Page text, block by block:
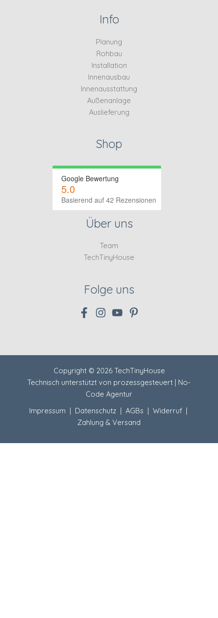
Info
Planung
Rohbau
Installation
Innenausbau
Innenausstattung
Außenanlage
Auslieferung
Shop
Google Bewertung
5.0
Basierend auf 42 Rezensionen
Über uns
Team
TechTinyHouse
Folge uns
Copyright © 2026 TechTinyHouse
Technisch unterstützt von prozessgesteuert | No-
Code Agentur
Impressum | Datenschutz| AGBs | Widerruf|
Zahlung & Versand